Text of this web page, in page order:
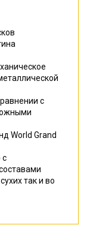
с
World Grand
с
так и во